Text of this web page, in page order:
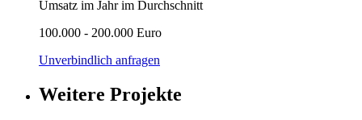
Umsatz im Jahr im Durchschnitt
100.000 - 200.000 Euro
Unverbindlich anfragen
Weitere Projekte